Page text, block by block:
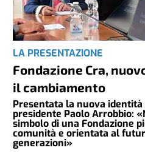
LA PRESENTAZIONE
Fondazione Cra,
il cambiamento
Presentata la nuova
presidente Paolo Arrobbio:
simbolo di una Fondazione
comunità e orientata al
generazioni»